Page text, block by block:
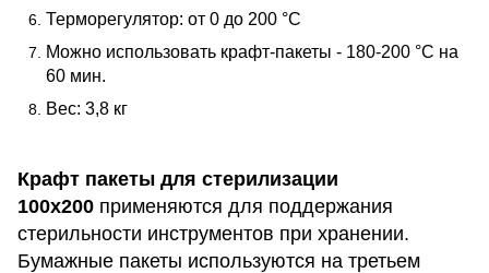
Терморегулятор: от 0 до 200 °C
Можно использовать крафт-пакеты - 180-200 °C на
60 мин.
Вес: 3,8 кг
Крафт пакеты для стерилизации
100х200 применяются для поддержания
стерильности инструментов при хранении.
Бумажные пакеты используются на третьем